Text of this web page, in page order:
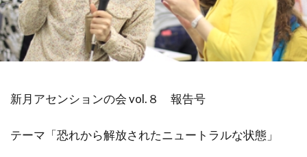
新月アセンションの会 vol.８ 報告号
テーマ「恐れから解放されたニュートラルな状態」
祓い
覚醒の学校 農業
金沢市
鎮魂
非二元